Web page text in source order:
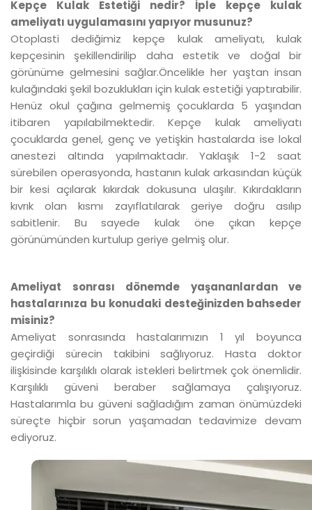
Kepçe Kulak Estetiği nedir? İple kepçe kulak
ameliyatı uygulamasını yapıyor musunuz?
Otoplasti dediğimiz kepçe kulak ameliyatı, kulak
kepçesinin şekillendirilip daha estetik ve doğal bir
görünüme gelmesini sağlar.Öncelikle her yaştan insan
kulağındaki şekil bozuklukları için kulak estetiği yaptırabilir.
Henüz okul çağına gelmemiş çocuklarda 5 yaşından
itibaren yapılabilmektedir. Kepçe kulak ameliyatı
çocuklarda genel, genç ve yetişkin hastalarda ise lokal
anestezi altında yapılmaktadır. Yaklaşık 1-2 saat
sürebilen operasyonda, hastanın kulak arkasından küçük
bir kesi açılarak kıkırdak dokusuna ulaşılır. Kıkırdakların
kıvrık olan kısmı zayıflatılarak geriye doğru asılıp
sabitlenir. Bu sayede kulak öne çıkan kepçe
görünümünden kurtulup geriye gelmiş olur.
Ameliyat sonrası dönemde yaşananlardan ve
hastalarınıza bu konudaki desteğinizden bahseder
misiniz?
Ameliyat sonrasında hastalarımızın 1 yıl boyunca
geçirdiği sürecin takibini sağlıyoruz. Hasta doktor
ilişkisinde karşılıklı olarak istekleri belirtmek çok önemlidir.
Karşılıklı güveni beraber sağlamaya çalışıyoruz.
Hastalarımla bu güveni sağladığım zaman önümüzdeki
süreçte hiçbir sorun yaşamadan tedavimize devam
ediyoruz.